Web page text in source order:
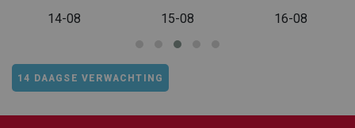
14-08 15-08 16-08
14 DAAGSE VERWACHTING